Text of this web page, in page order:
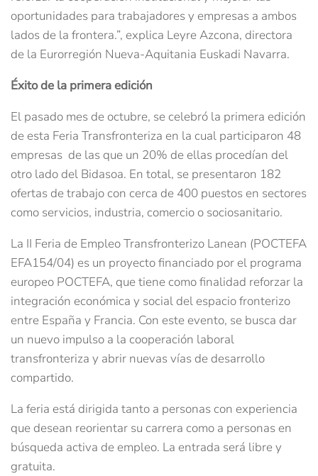
oportunidades para trabajadores y empresas a ambos
lados de la frontera.”, explica Leyre Azcona, directora
de la Eurorregión Nueva-Aquitania Euskadi Navarra.
Éxito de la primera edición
El pasado mes de octubre, se celebró la primera edición
de esta Feria Transfronteriza en la cual participaron 48
empresas de las que un 20% de ellas procedían del
otro lado del Bidasoa. En total, se presentaron 182
ofertas de trabajo con cerca de 400 puestos en sectores
como servicios, industria, comercio o sociosanitario.
La II Feria de Empleo Transfronterizo Lanean (POCTEFA
EFA154/04) es un proyecto financiado por el programa
europeo POCTEFA, que tiene como finalidad reforzar la
integración económica y social del espacio fronterizo
entre España y Francia. Con este evento, se busca dar
un nuevo impulso a la cooperación laboral
transfronteriza y abrir nuevas vías de desarrollo
compartido.
La feria está dirigida tanto a personas con experiencia
que desean reorientar su carrera como a personas en
búsqueda activa de empleo. La entrada será libre y
gratuita.